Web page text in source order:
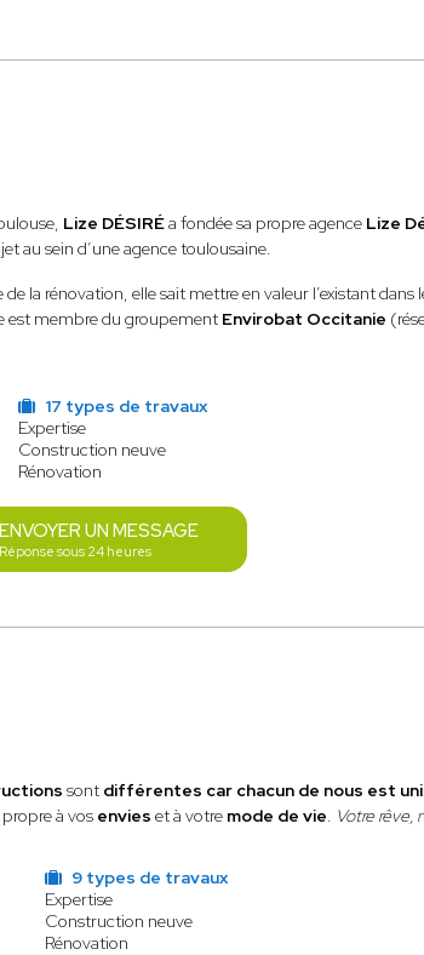
Lize DÉSIRÉa fondée sa propre agence Lize
au sein d’une agence toulousaine.
la rénovation, elle sait mettre en valeur l’existant dans
est membre du groupement Envirobat Occitanie
17 types de travaux
Expertise
Construction neuve
Rénovation
UN MESSAGE
sous 24 heures
sont différentes car chacun de nous est
propre à vos envieset à votre mode de vie. Votre rêve,
9 types de travaux
Expertise
Construction neuve
Rénovation